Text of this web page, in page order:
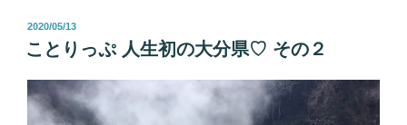
投
稿
日:
2020/05/13
ことりっぷ 人生初の大分県♡ その２